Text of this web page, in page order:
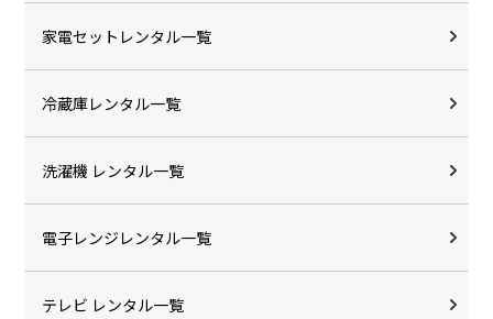
家電セットレンタル一覧
冷蔵庫レンタル一覧
洗濯機 レンタル一覧
電子レンジレンタル一覧
テレビ レンタル一覧